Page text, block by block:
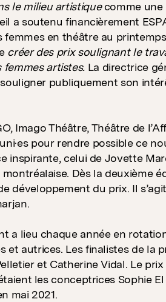
le milieu artistiquecomme
a soutenu financièrement
en théâtre au
créer des prix soulignant le
femmes artistes. La directrice
publiquement son
Imago Théâtre, Théâtre de
pour rendre possible ce
inspirante, celui de Jovette
Dès la deuxième
développement du prix. Il
a lieu chaque année en
et autrices. Les finalistes de la
et Catherine Vidal. Le
les conceptrices Sophie
mai 2021.